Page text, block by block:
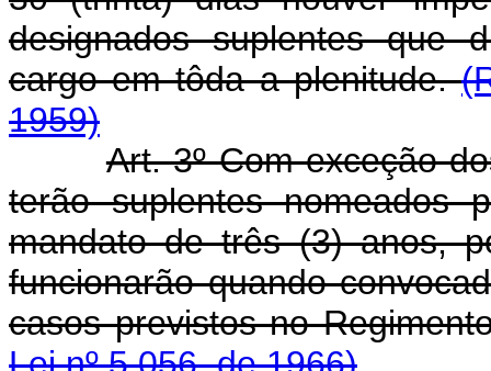
designados suplentes que
cargo em tôda a plenitude.
1959)
Art. 3º Com exceção
terão suplentes nomeados
mandato de três (3) anos,
funcionarão quando
casos previstos no